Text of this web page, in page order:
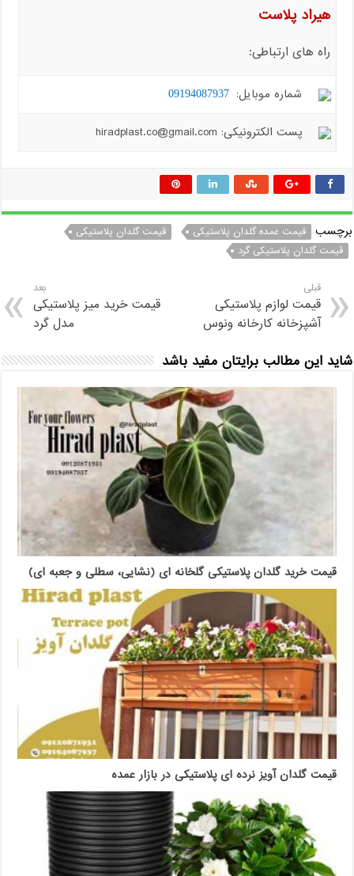
هیراد پلاست
راه های ارتباطی:
شماره موبایل: 09194087937
پست الکترونیکی: hiradplast.co@gmail.com
برچسب قیمت عمده گلدان پلاستیکی
قیمت گلدان پلاستیکی
قیمت گلدان پلاستیکی گرد
قبلی
قیمت لوازم پلاستیکی
آشپزخانه کارخانه ونوس
بعد
قیمت خرید میز پلاستیکی
مدل گرد
شاید این مطالب برایتان مفید باشد
قیمت خرید گلدان پلاستیکی گلخانه ای (نشایی، سطلی و جعبه ای)
قیمت گلدان آویز نرده ای پلاستیکی در بازار عمده